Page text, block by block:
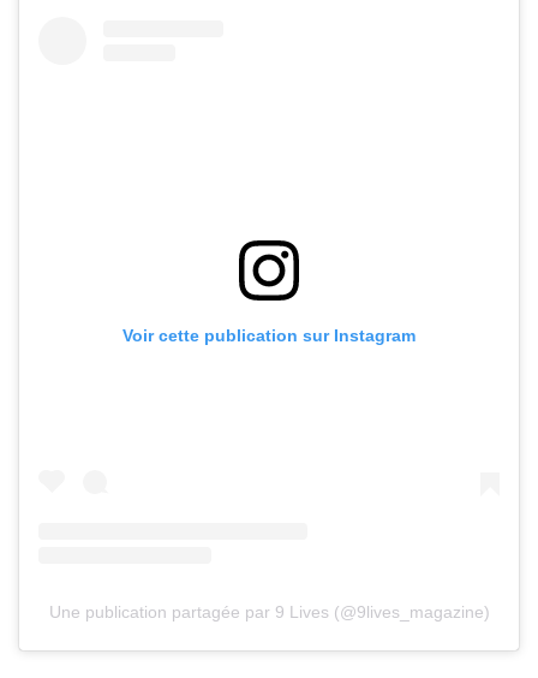
Voir cette publication sur Instagram
Une publication partagée par 9 Lives (@9lives_magazine)